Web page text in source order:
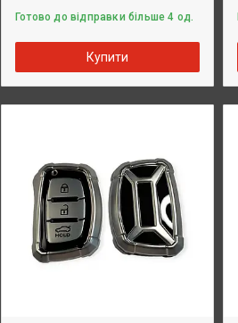
Готово до відправки більше 4 од.
Купити